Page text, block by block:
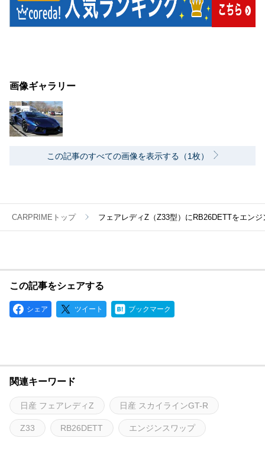
画像ギャラリー
この記事のすべての画像を表示する（1枚）
CARPRIMEトップ フェアレディZ（Z33型）にRB26DETTをエン
この記事をシェアする
シェア ツイート ブックマーク
関連キーワード
日産 フェアレディZ 日産 スカイラインGT-R
Z33 RB26DETT エンジンスワップ